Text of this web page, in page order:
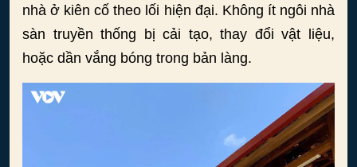
nhà ở kiên cố theo lối hiện đại. Không ít ngôi nhà
sàn truyền thống bị cải tạo, thay đổi vật liệu,
hoặc dần vắng bóng trong bản làng.